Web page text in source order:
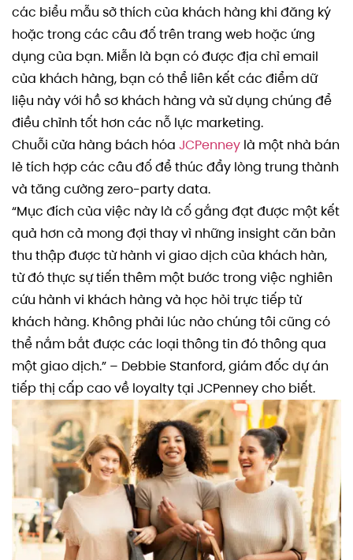
các biểu mẫu sở thích của khách hàng khi đăng ký
hoặc trong các câu đố trên trang web hoặc ứng
dụng của bạn. Miễn là bạn có được địa chỉ email
của khách hàng, bạn có thể liên kết các điểm dữ
liệu này với hồ sơ khách hàng và sử dụng chúng để
điều chỉnh tốt hơn các nỗ lực marketing.
Chuỗi cửa hàng bách hóa JCPenney là một nhà bán
lẻ tích hợp các câu đố để thúc đẩy lòng trung thành
và tăng cường zero-party data.
“Mục đích của việc này là cố gắng đạt được một kết
quả hơn cả mong đợi thay vì những insight căn bản
thu thập được từ hành vi giao dịch của khách hàn,
từ đó thực sự tiến thêm một bước trong việc nghiên
cứu hành vi khách hàng và học hỏi trực tiếp từ
khách hàng. Không phải lúc nào chúng tôi cũng có
thể nắm bắt được các loại thông tin đó thông qua
một giao dịch.” – Debbie Stanford, giám đốc dự án
tiếp thị cấp cao về loyalty tại JCPenney cho biết.